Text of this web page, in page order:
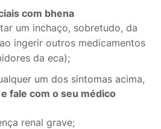
com bhena
um inchaço, sobretudo, da
ingerir outros medicamentos
da eca);
um dos sintomas acima,
fale com o seu médico
renal grave;